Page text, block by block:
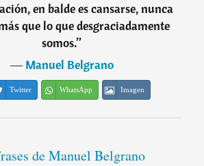
en balde es cansarse, nunca
que lo que desgraciadamente
somos.”
―Manuel Belgrano
Twitter WhatsApp Imagen
de Manuel Belgrano